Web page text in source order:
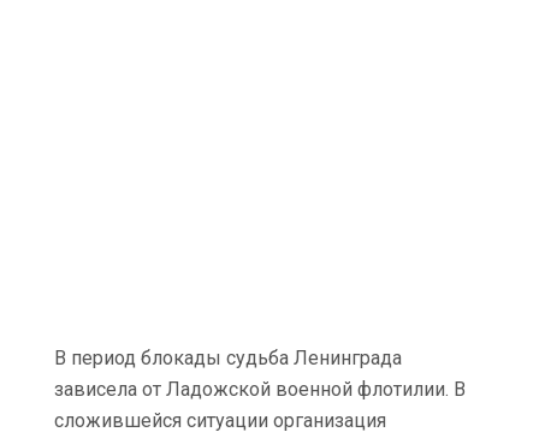
В период блокады судьба Ленинграда
зависела от Ладожской военной флотилии. В
сложившейся ситуации организация